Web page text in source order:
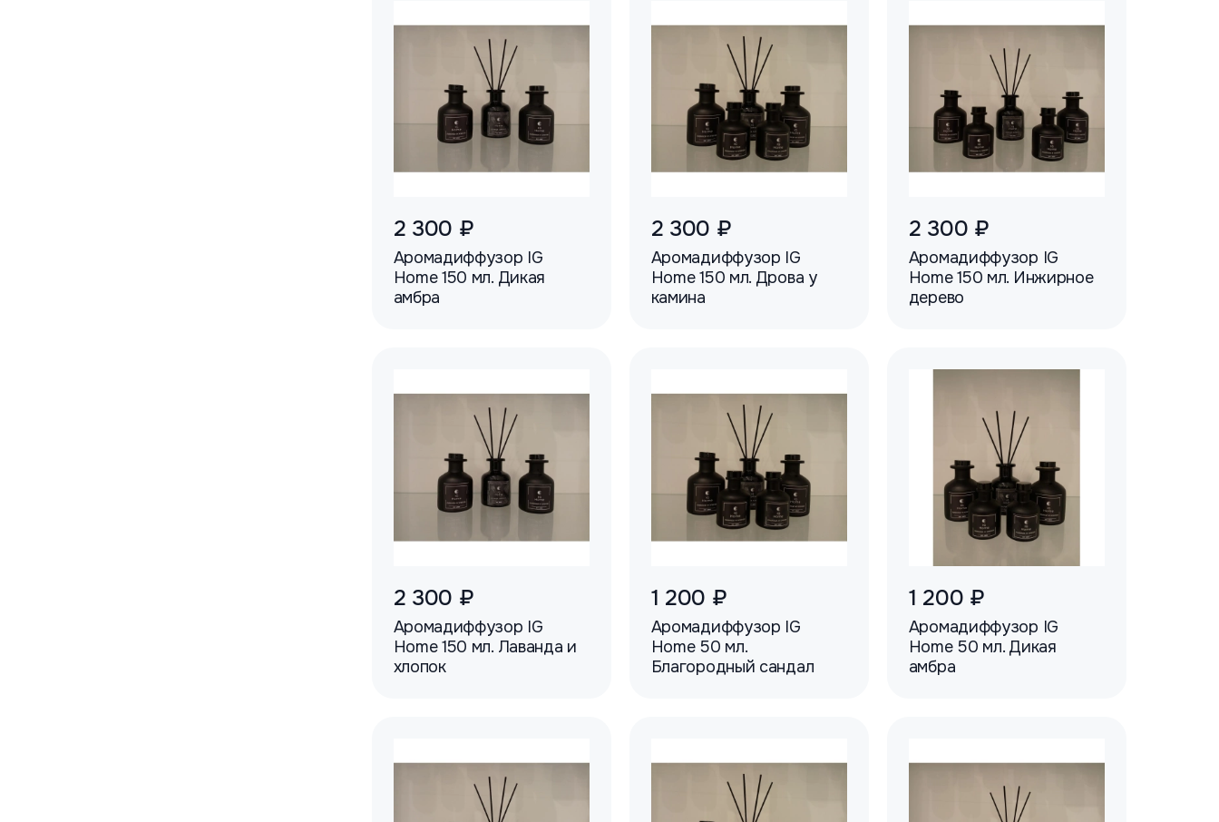
2 300 ₽
Аромадиффузор IG
Home 150 мл. Дикая
амбра
2 300 ₽
Аромадиффузор IG
Home 150 мл. Дрова у
камина
2 300 ₽
Аромадиффузор IG
Home 150 мл. Инжирное
дерево
2 300 ₽
Аромадиффузор IG
Home 150 мл. Лаванда и
хлопок
1 200 ₽
Аромадиффузор IG
Home 50 мл.
Благородный сандал
1 200 ₽
Аромадиффузор IG
Home 50 мл. Дикая
амбра